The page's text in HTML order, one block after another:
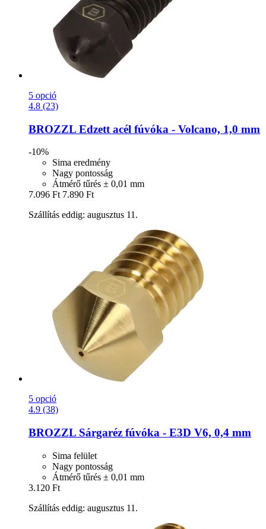
5 opció
4.8 (23)
BROZZL Edzett acél fúvóka -​ Volcano, 1,0 mm
-10%
Sima eredmény
Nagy pontosság
Átmérő tűrés ± 0,01 mm
7.096 Ft 7.890 Ft
Szállítás eddig: augusztus 11.
5 opció
4.9 (38)
BROZZL Sárgaréz fúvóka -​ E3D V6, 0,4 mm
Sima felület
Nagy pontosság
Átmérő tűrés ± 0,01 mm
3.120 Ft
Szállítás eddig: augusztus 11.